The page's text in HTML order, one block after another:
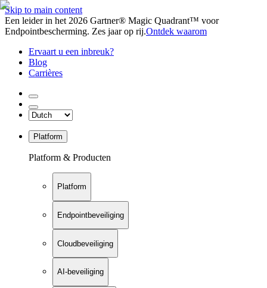
Skip to main content
Een leider in het 2026 Gartner® Magic Quadrant™ voor
Endpointbescherming. Zes jaar op rij.Ontdek waarom
Ervaart u een inbreuk?
Blog
Carrières
Platform
Platform & Producten
Platform
Endpointbeveiliging
Cloudbeveiliging
AI-beveiliging